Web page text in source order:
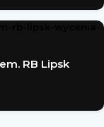
RB Lipsk